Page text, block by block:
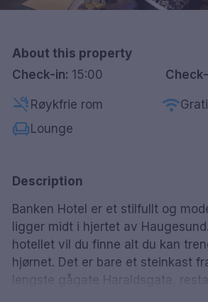
Done
About this property
Check-in: 15:00
smoke_free Røykfrie rom wifi
chairLounge
Description
Banken Hotel er et stilfullt og
ligger midt i hjertet av
hotellet vil du finne alt du kan
hjørnet. Det er bare et steinkast
lengste gågate Haraldsgata,